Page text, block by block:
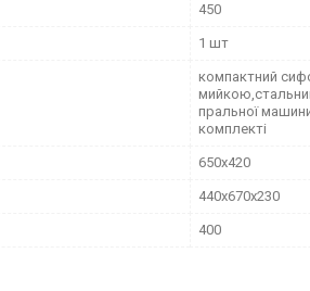
450
1 шт
компактний
пральної
комплекті
650х420
440х670х230
400